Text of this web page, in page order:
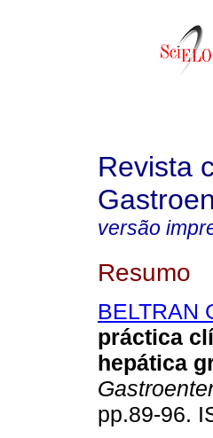
Revista
versão
Resumo
BELTRAN
práctica
hepática
pp.89-96.